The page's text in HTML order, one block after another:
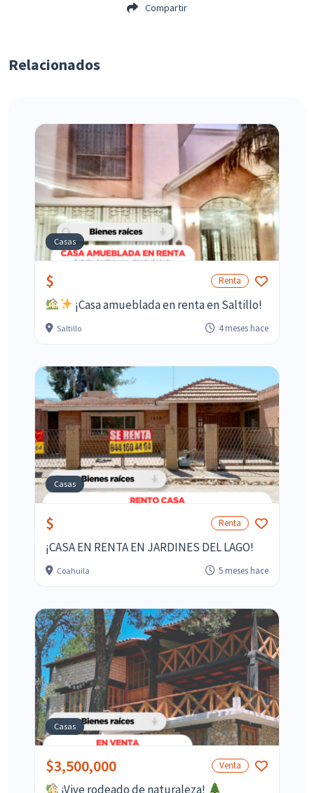
Compartir
Relacionados
Casas
$ Renta
¡Casa amueblada en renta en Saltillo!
Saltillo 4 meses hace
Casas
$ Renta
¡CASA EN RENTA EN JARDINES DEL LAGO!
Coahuila 5 meses hace
Casas
$3,500,000 Venta
¡Vive rodeado de naturaleza!